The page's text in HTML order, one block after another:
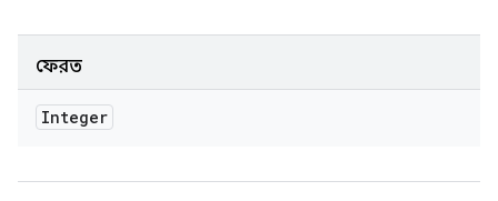
ফেরত
Integer